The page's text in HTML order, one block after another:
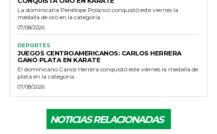
La dominicana Penélope Polanco conquistó este viernes la
medalla de oro en la categoría...
07/08/2026
DEPORTES
JUEGOS CENTROAMERICANOS: CARLOS HERRERA
GANÓ PLATA EN KARATE
El dominicano Carlos Herrera conquistó este viernes la medalla de
plata en la categoría...
07/08/2026
NOTICIAS RELACIONADAS